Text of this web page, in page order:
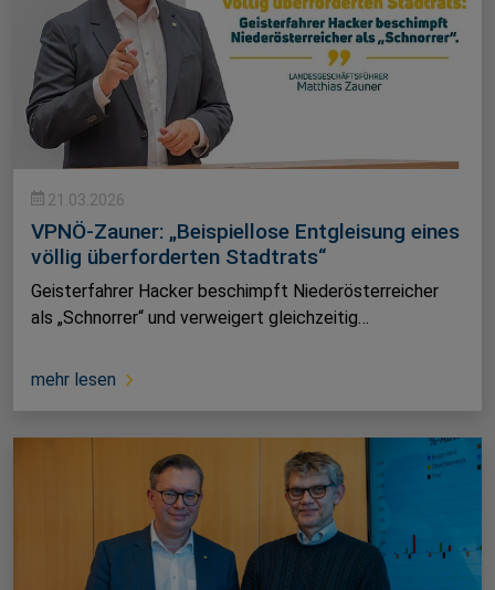
21.03.2026
VPNÖ-Zauner: „Beispiellose Entgleisung eines
völlig überforderten Stadtrats“
Geisterfahrer Hacker beschimpft Niederösterreicher
als „Schnorrer“ und verweigert gleichzeitig…
mehr lesen